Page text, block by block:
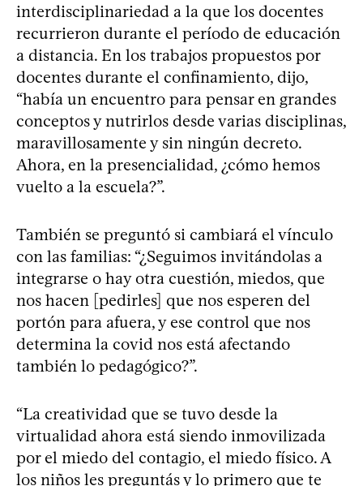
interdisciplinariedad a la que los docentes
recurrieron durante el período de educación
a distancia. En los trabajos propuestos por
docentes durante el confinamiento, dijo,
“había un encuentro para pensar en grandes
conceptos y nutrirlos desde varias disciplinas,
maravillosamente y sin ningún decreto.
Ahora, en la presencialidad, ¿cómo hemos
vuelto a la escuela?”.
También se preguntó si cambiará el vínculo
con las familias: “¿Seguimos invitándolas a
integrarse o hay otra cuestión, miedos, que
nos hacen [pedirles] que nos esperen del
portón para afuera, y ese control que nos
determina la covid nos está afectando
también lo pedagógico?”.
“La creatividad que se tuvo desde la
virtualidad ahora está siendo inmovilizada
por el miedo del contagio, el miedo físico. A
los niños les preguntás y lo primero que te